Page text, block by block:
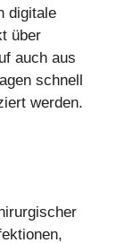
digitale
über
auch aus
schnell
werden.